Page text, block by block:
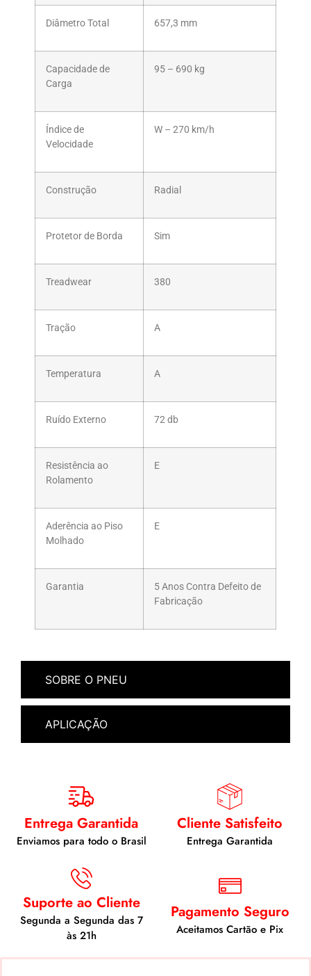
SOBRE O PNEU
APLICAÇÃO
Diâmetro Total 657,3 mm
Capacidade de
Carga
95 – 690 kg
Índice de
Velocidade
W – 270 km/h
Construção Radial
Protetor de Borda Sim
Treadwear 380
Tração A
Temperatura A
Ruído Externo 72 db
Resistência ao
Rolamento
E
Aderência ao Piso
Molhado
E
Garantia
5 Anos Contra Defeito de
Fabricação
Entrega Garantida
Enviamos para todo o Brasil
Cliente Satisfeito
Entrega Garantida
Suporte ao Cliente
Segunda a Segunda das 7
às 21h
Pagamento Seguro
Aceitamos Cartão e Pix